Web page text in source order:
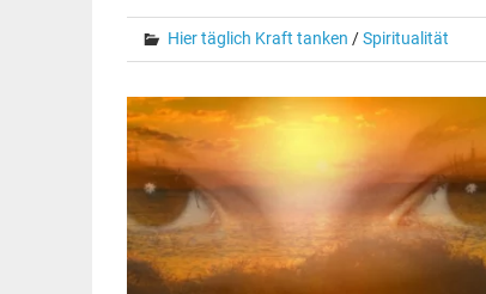
Hier täglich Kraft tanken /Spiritualität